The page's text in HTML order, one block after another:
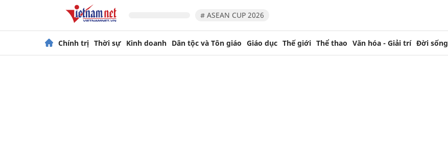
# ASEAN CUP 2026
Chính trị Thời sự Kinh doanh Dân tộc và Tôn giáo Giáo dục Thế giới Thể thao Văn hóa - Giải trí Đời sống